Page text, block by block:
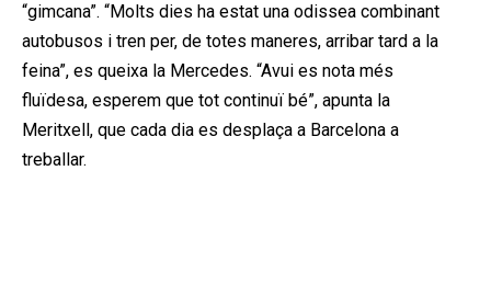
“gimcana”. “Molts dies ha estat una odissea combinant
autobusos i tren per, de totes maneres, arribar tard a la
feina”, es queixa la Mercedes. “Avui es nota més
fluïdesa, esperem que tot continuï bé”, apunta la
Meritxell, que cada dia es desplaça a Barcelona a
treballar.